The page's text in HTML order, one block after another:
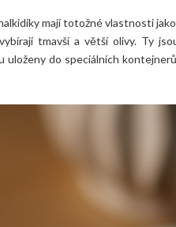
mají totožné vlastnosti
tmavší a větší olivy. Ty
uloženy do speciálních